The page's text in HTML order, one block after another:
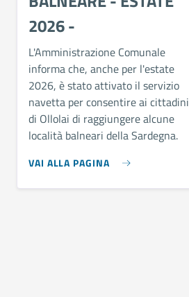
2026 -
L'Amministrazione Comunale
informa che, anche per l'estate
2026, è stato attivato il servizio
navetta per consentire ai cittadini
di Ollolai di raggiungere alcune
località balneari della Sardegna.
VAI ALLA PAGINA